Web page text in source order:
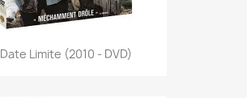
Date Limite (2010 - DVD)